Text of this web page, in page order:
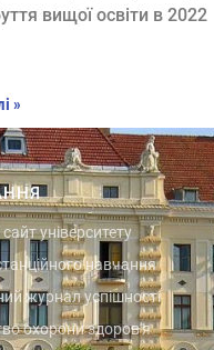
вищої освіти в 2022
»
університету
навчання
журнал успішності
охорони здоров'я